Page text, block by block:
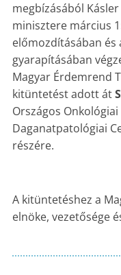
megbízásából
minisztere március
előmozdításában és
gyarapításában
Magyar Érdemrend
kitüntetést adott át
Országos
Daganatpatológiai
részére.
A kitüntetéshez a
elnöke, vezetősége